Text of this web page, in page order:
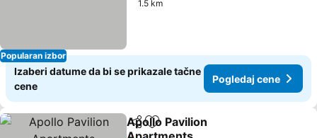
Popularan izbor
1.5 km
Izaberi datume da bi se prikazale tačne
cene
Pogledaj cene
Deli Dodati u favorite
Apollo Pavilion